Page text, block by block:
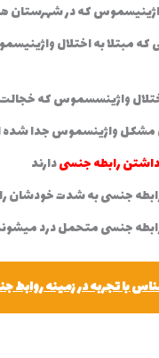
که در شهرستان
مبتلا به اختلال
واژینسسموس که
مشکل واژینسموس جدا شده
رابطه جنسیدارند
جنسی به شدت خودشان
جنسی متحمل درد
با تجربه در زمینه روابط